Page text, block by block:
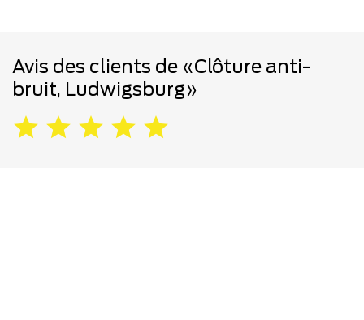
Avis des clients de «Clôture anti-
bruit, Ludwigsburg»